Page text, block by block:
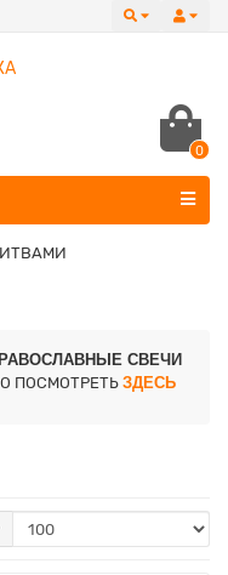
0
СВЕЧИ
ПОСМОТРЕТЬ ЗДЕСЬ